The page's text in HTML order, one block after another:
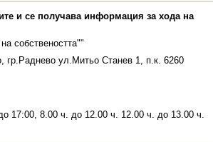
и се получава информация за хода на
собствеността""
гр.Раднево ул.Митьо Станев 1, п.к. 6260
17:00, 8.00 ч. до 12.00 ч. 12.00 ч. до 13.00 ч.